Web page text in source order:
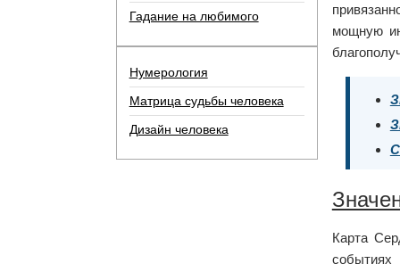
мощную
Карта
событиях
Гадание на любимого
Нумерология
Матрица судьбы человека
Дизайн человека